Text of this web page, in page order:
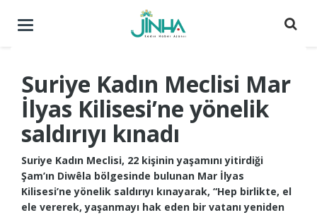
Menüyü
Suriye Kadın Meclisi Mar
İlyas Kilisesi’ne yönelik
saldırıyı kınadı
Suriye Kadın Meclisi, 22 kişinin yaşamını yitirdiği
Şam’ın Diwêla bölgesinde bulunan Mar İlyas
Kilisesi’ne yönelik saldırıyı kınayarak, “Hep birlikte, el
ele vererek, yaşanmayı hak eden bir vatanı yeniden